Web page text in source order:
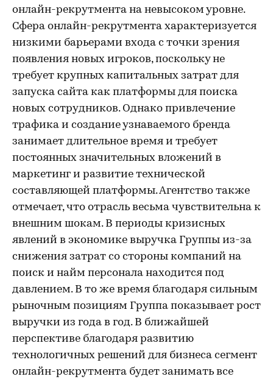
онлайн-рекрутмента на невысоком уровне.
Сфера онлайн-рекрутмента характеризуется
низкими барьерами входа с точки зрения
появления новых игроков, поскольку не
требует крупных капитальных затрат для
запуска сайта как платформы для поиска
новых сотрудников. Однако привлечение
трафика и создание узнаваемого бренда
занимает длительное время и требует
постоянных значительных вложений в
маркетинг и развитие технической
составляющей платформы. Агентство также
отмечает, что отрасль весьма чувствительна к
внешним шокам. В периоды кризисных
явлений в экономике выручка Группы из-за
снижения затрат со стороны компаний на
поиск и найм персонала находится под
давлением. В то же время благодаря сильным
рыночным позициям Группа показывает рост
выручки из года в год. В ближайшей
перспективе благодаря развитию
технологичных решений для бизнеса сегмент
онлайн-рекрутмента будет занимать все